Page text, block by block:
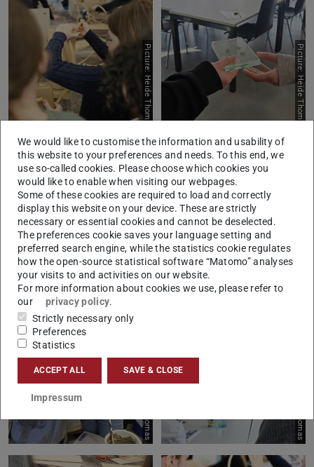
Picture: Heide Thomas
Picture: Heide Thomas
Picture: Heide Thomas
Picture: Heide Thomas
Picture: Heide Thomas
We would like to customise the information and usability of
this website to your preferences and needs. To this end, we
use so-called cookies. Please choose which cookies you
would like to enable when visiting our webpages.
Some of these cookies are required to load and correctly
display this website on your device. These are strictly
necessary or essential cookies and cannot be deselected.
The preferences cookie saves your language setting and
preferred search engine, while the statistics cookie regulates
how the open-source statistical software “Matomo” analyses
your visits to and activities on our website.
For more information about cookies we use, please refer to
our
privacy policy.
Strictly necessary only
Preferences
Statistics
ACCEPT ALL SAVE & CLOSE
Impressum